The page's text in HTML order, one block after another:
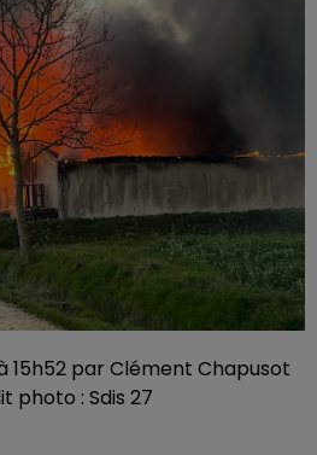
15h52 par Clément Chapusot
photo : Sdis 27